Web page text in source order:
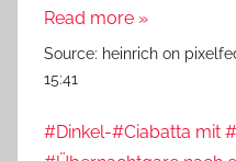
Read more »
Source: heinrich on
15:41
#Dinkel-#Ciabatta mit